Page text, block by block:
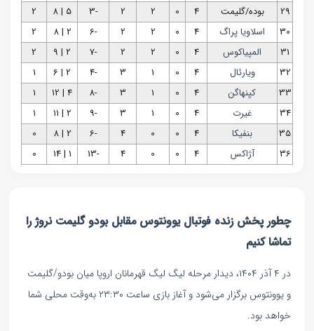
29 بوده/گلیمت 4
0
2
2
-3
5 | 8
2
30
اسلاویا پراگ 4
0
2
2
-6
2 | 8
2
31
المپیاکوس 4
0
2
2
-7
2 | 9
2
32
ویارئال 4
0
1
3
-4
2 | 6
1
33
کپنهاگن 4
0
1
3
-8
4 | 12
1
34
غیرت 4
0
1
3
-9
2 | 11
1
35
بنفیکا 4
0
0
4
-6
2 | 8
0
36
آژاکس 4
0
0
4
-13
1 | 14
0
چطور پخش زنده فوتبال یوونتوس مقابل بودو گلیمت نروژ را
تماشا کنیم
در ۴ آذر ۱۴۰۴، دیدار مرحله لیگ لیگ قهرمانان اروپا میان بودو/گلیمت
و یوونتوس برگزار می‌شود و آغاز بازی ساعت ۲۳:۳۰ به‌وقت محلی شما
خواهد بود.